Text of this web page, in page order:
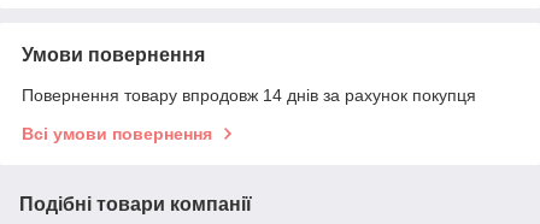
Умови повернення
Повернення товару впродовж 14 днів за рахунок покупця
Всі умови повернення
Подібні товари компанії